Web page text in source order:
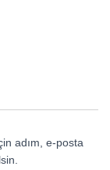
adım, e-posta